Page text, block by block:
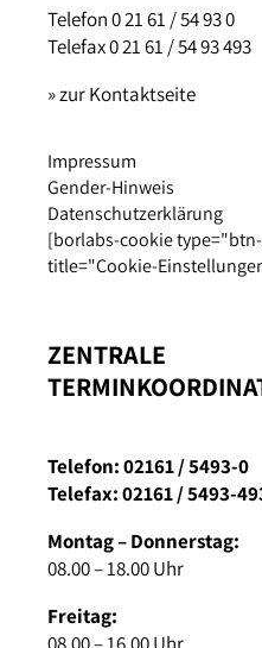
Telefon 0 21 61 / 54 93 0
Telefax 0 21 61 / 54 93 493
» zur Kontaktseite
Impressum
Gender-Hinweis
Datenschutzerklärung
[borlabs-cookie
title="Cookie-
ZENTRALE
Telefon: 02161 / 5493-0
Telefax: 02161 / 5493-
Montag – Donnerstag:
08.00 – 18.00 Uhr
Freitag: